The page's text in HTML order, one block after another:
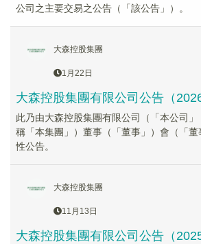
公司之主要交易之公告（「該公告」）。
大森控股集團
1月22日
大森控股集團有限公司公告（
此乃由大森控股集團有限公司（「本公司
稱「本集團」）董事（「董事」）會（「
性公告。
大森控股集團
11月13日
大森控股集團有限公司公告（